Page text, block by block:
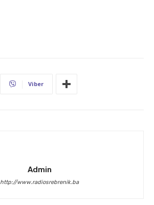
Viber
Admin
http://www.radiosrebrenik.ba